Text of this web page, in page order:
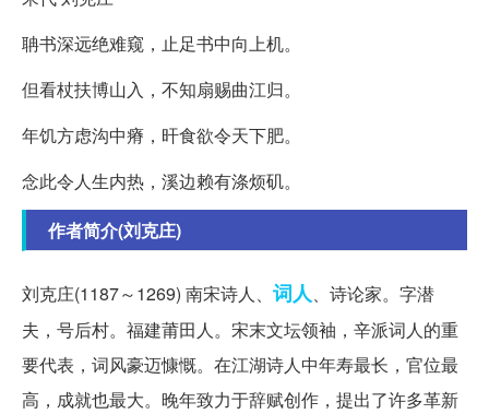
聃书深远绝难窥，止足书中向上机。
但看杖扶博山入，不知扇赐曲江归。
年饥方虑沟中瘠，旰食欲令天下肥。
念此令人生内热，溪边赖有涤烦矶。
作者简介(刘克庄)
刘克庄(1187～1269) 南宋诗人、 词人、诗论家。字潜
夫，号后村。福建莆田人。宋末文坛领袖，辛派词人的重
要代表，词风豪迈慷慨。在江湖诗人中年寿最长，官位最
高，成就也最大。晚年致力于辞赋创作，提出了许多革新